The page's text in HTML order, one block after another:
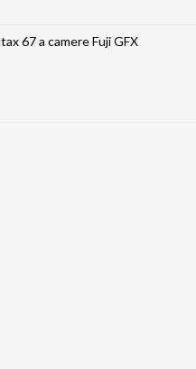
67 a camere Fuji GFX